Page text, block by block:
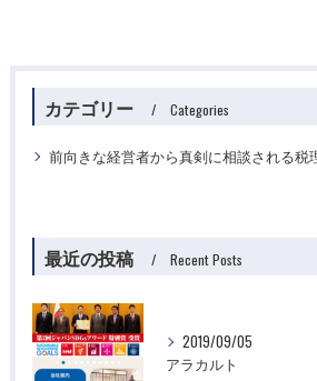
カテゴリー Categories
前向きな経営者から真剣に相談される税理士
最近の投稿 Recent Posts
2019/09/05
アラカルト